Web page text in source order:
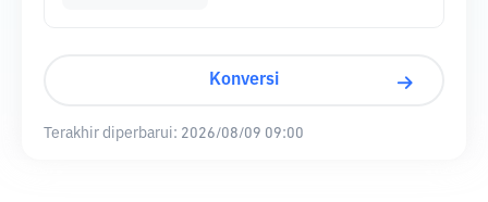
Konversi
Terakhir diperbarui: 2026/08/09 09:00